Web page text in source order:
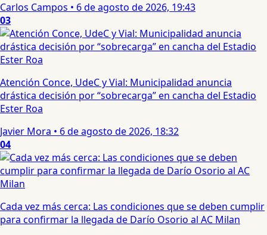
Carlos Campos • 6 de agosto de 2026, 19:43
03
Atención Conce, UdeC y Vial: Municipalidad anuncia
drástica decisión por “sobrecarga” en cancha del Estadio
Ester Roa
Javier Mora • 6 de agosto de 2026, 18:32
04
Cada vez más cerca: Las condiciones que se deben cumplir
para confirmar la llegada de Darío Osorio al AC Milan